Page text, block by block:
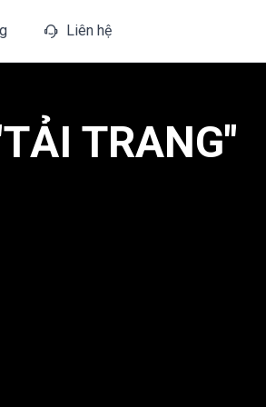
Liên hệ
TRANG"